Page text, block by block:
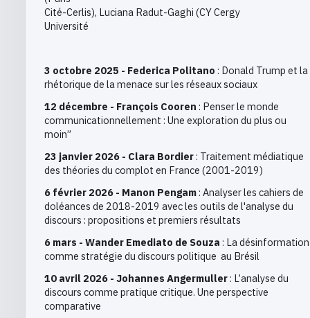
Cité-Cerlis), Luciana Radut-Gaghi (CY Cergy
Université
3 octobre 2025 - Federica Politano : Donald Trump et la
rhétorique de la menace sur les réseaux sociaux
12 décembre - François Cooren : Penser le monde
communicationnellement : Une exploration du plus ou
moin”
23 janvier 2026 - Clara Bordier: Traitement médiatique
des théories du complot en France (2001-2019)
6 février 2026 - Manon Pengam: Analyser les cahiers de
doléances de 2018-2019 avec les outils de l'analyse du
discours : propositions et premiers résultats
6 mars - Wander Emediato de Souza : La désinformation
comme stratégie du discours politique au Brésil
10 avril 2026 - Johannes Angermuller: L’analyse du
discours comme pratique critique. Une perspective
comparative